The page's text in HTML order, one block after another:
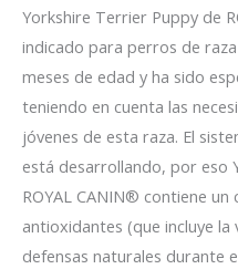
Yorkshire Terrier Puppy de
indicado para perros de
meses de edad y ha sido
teniendo en cuenta las
jóvenes de esta raza. El
está desarrollando, por eso
ROYAL CANIN® contiene
antioxidantes (que incluye
defensas naturales durante